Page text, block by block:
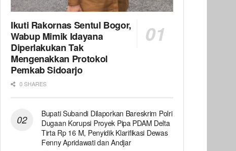
Ikuti Rakornas Sentul Bogor,
Wabup Mimik Idayana
Diperlakukan Tak
Mengenakkan Protokol
Pemkab Sidoarjo
0 SHARES
Bupati Subandi Dilaporkan Bareskrim Polri
Dugaan Korupsi Proyek Pipa PDAM Delta
Tirta Rp 16 M, Penyidik Klarifikasi Dewas
Fenny Apridawati dan Andjar